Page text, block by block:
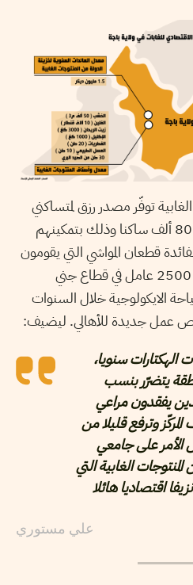
توفّر مصدر رزق لمتساكني
الغابات البالغ عددهم حوالي 80 ألف ساكنا وذلك بتمكينهم
لفائدة قطعان المواشي التي يقومون
بتربيتها كما أنها تشغل حوالي 2500 عامل في قطاع جني
الايكولوجية خلال السنوات
عمل جديدة للأهالي. ليضيف:
الهكتارات سنويا،
يتضرّر بنسب
يفقدون مراعي
وترفع قليلا من
على جامعي
الغابية التي
اقتصاديا هائلا
علي مستوري